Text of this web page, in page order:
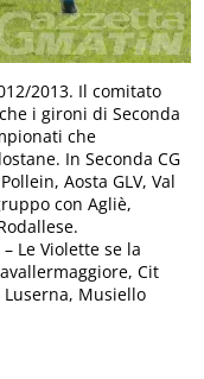
2013. Il comitato
i gironi di Seconda
che
In Seconda CG
Aosta GLV, Val
con Agliè,
Le Violette se la
Cit
Luserna, Musiello